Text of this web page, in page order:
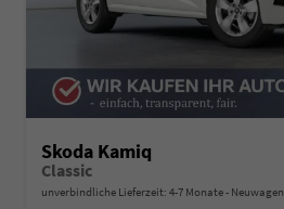
Skoda Kamiq
Classic
unverbindliche Lieferzeit: 4-7 Monate Neuwagen